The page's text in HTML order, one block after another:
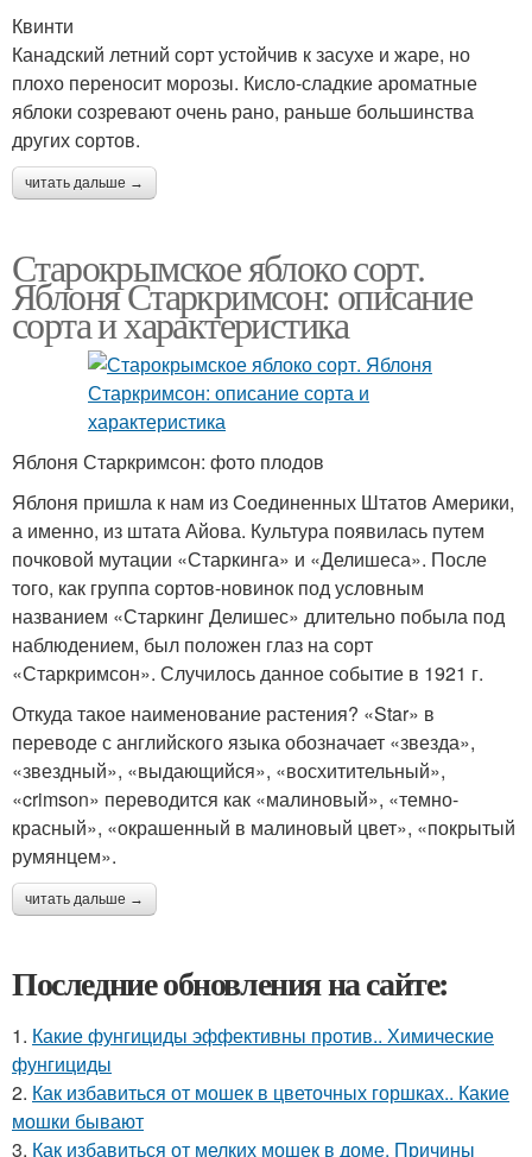
Квинти
Канадский летний сорт устойчив к засухе и жаре, но
плохо переносит морозы. Кисло-сладкие ароматные
яблоки созревают очень рано, раньше большинства
других сортов.
читать дальше →
Старокрымское яблоко сорт.
Яблоня Старкримсон: описание
сорта и характеристика
Яблоня Старкримсон: фото плодов
Яблоня пришла к нам из Соединенных Штатов Америки,
а именно, из штата Айова. Культура появилась путем
почковой мутации «Старкинга» и «Делишеса». После
того, как группа сортов-новинок под условным
названием «Старкинг Делишес» длительно побыла под
наблюдением, был положен глаз на сорт
«Старкримсон». Случилось данное событие в 1921 г.
Откуда такое наименование растения? «Star» в
переводе с английского языка обозначает «звезда»,
«звездный», «выдающийся», «восхитительный»,
«crimson» переводится как «малиновый», «темно-
красный», «окрашенный в малиновый цвет», «покрытый
румянцем».
читать дальше →
Последние обновления на сайте:
1. Какие фунгициды эффективны против.. Химические
фунгициды
2. Как избавиться от мошек в цветочных горшках.. Какие
мошки бывают
3. Как избавиться от мелких мошек в доме. Причины